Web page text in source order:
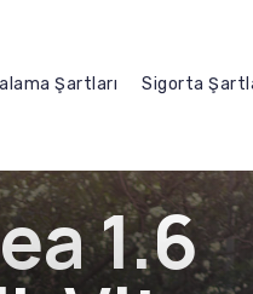
Şartları Sigorta
ea1.6